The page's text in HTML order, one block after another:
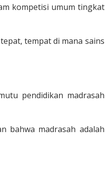
kompetisi umum tingkat
tempat di mana sains
pendidikan madrasah
bahwa madrasah adalah